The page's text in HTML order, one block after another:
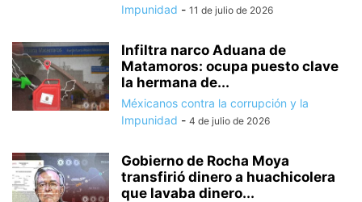
Impunidad - 11 de julio de 2026
Infiltra narco Aduana de
Matamoros: ocupa puesto clave
la hermana de...
Méxicanos contra la corrupción y la
Impunidad - 4 de julio de 2026
Gobierno de Rocha Moya
transfirió dinero a huachicolera
que lavaba dinero...